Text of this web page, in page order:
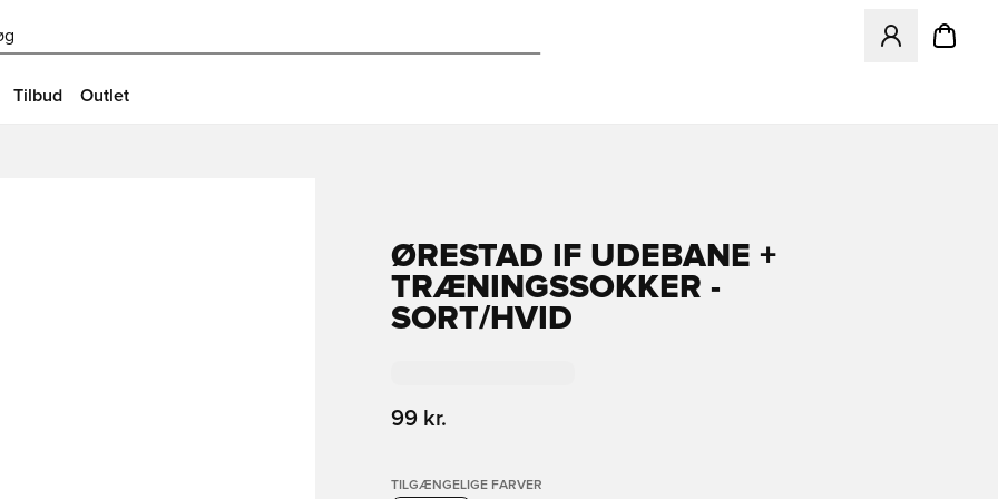
Åbner en
Tilbud Outlet
ØRESTAD IF UDEBANE +
TRÆNINGSSOKKER -
SORT/HVID
99 kr.
TILGÆNGELIGE FARVER